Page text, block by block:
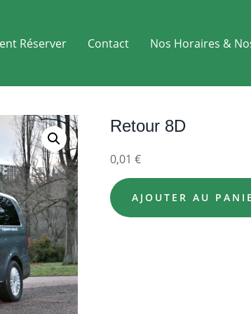
Réserver Contact Nos Horaires &
Retour 8D
0,01 €
AJOUTER AU